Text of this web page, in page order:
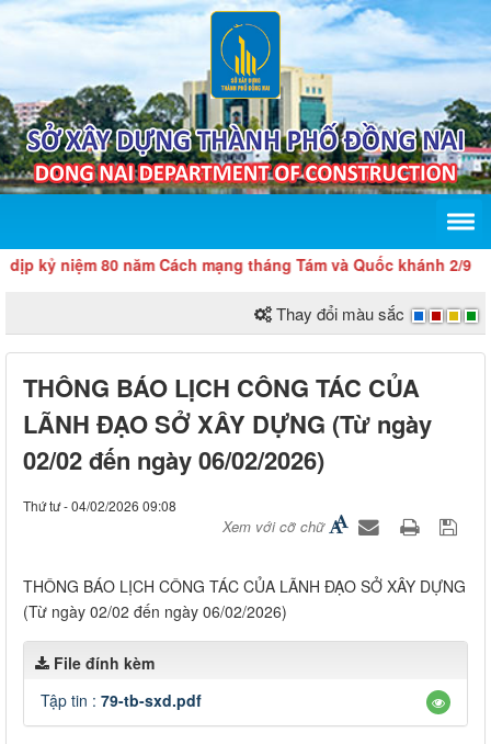
niệm 80 năm Cách mạng tháng Tám và Quốc khánh 2/9
Thay đổi màu sắc
THÔNG BÁO LỊCH CÔNG TÁC CỦA
LÃNH ĐẠO SỞ XÂY DỰNG (Từ ngày
02/02 đến ngày 06/02/2026)
Thứ tư - 04/02/2026 09:08
Xem với cỡ chữ
THÔNG BÁO LỊCH CÔNG TÁC CỦA LÃNH ĐẠO SỞ XÂY DỰNG
(Từ ngày 02/02 đến ngày 06/02/2026)
File đính kèm
Tập tin : 79-tb-sxd.pdf